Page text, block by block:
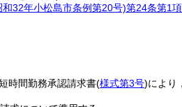
和32年小松島市条例第20号)第24条第1項
時間勤務承認請求書(様式第3号)により